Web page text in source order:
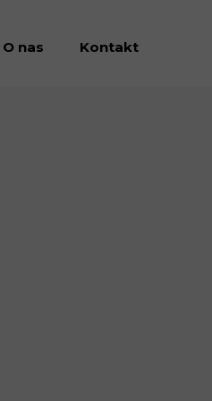
O nas Kontakt